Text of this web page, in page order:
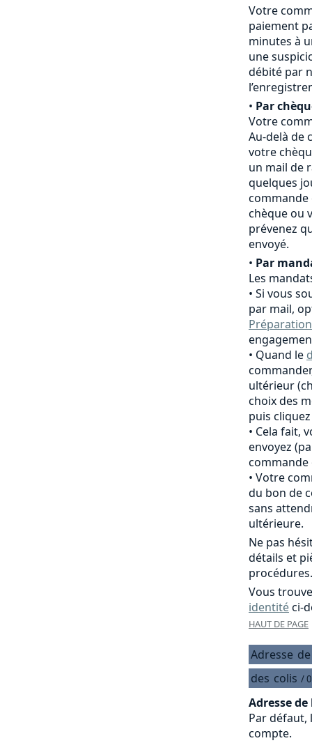
Votre
paiement
minutes à
une
débité par
• Par
Votre
Au-delà de
votre
un mail de
quelques
chèque ou
prévenez
envoyé.
• Par
Les
Si vous
par mail,
Quand le
ultérieur
choix des
puis
Cela fait,
envoyez
commande
Votre
du bon de
sans
ultérieure.
Ne pas
détails et
procédures.
Vous
identitéci-
HAUT DE PAGE
Adresse de
des colis /
Adresse
Par défaut,
compte.